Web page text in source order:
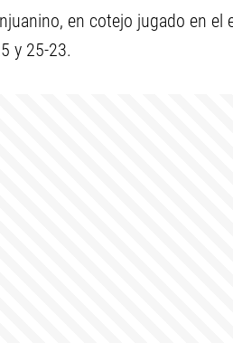
en cotejo jugado en
y 25-23.